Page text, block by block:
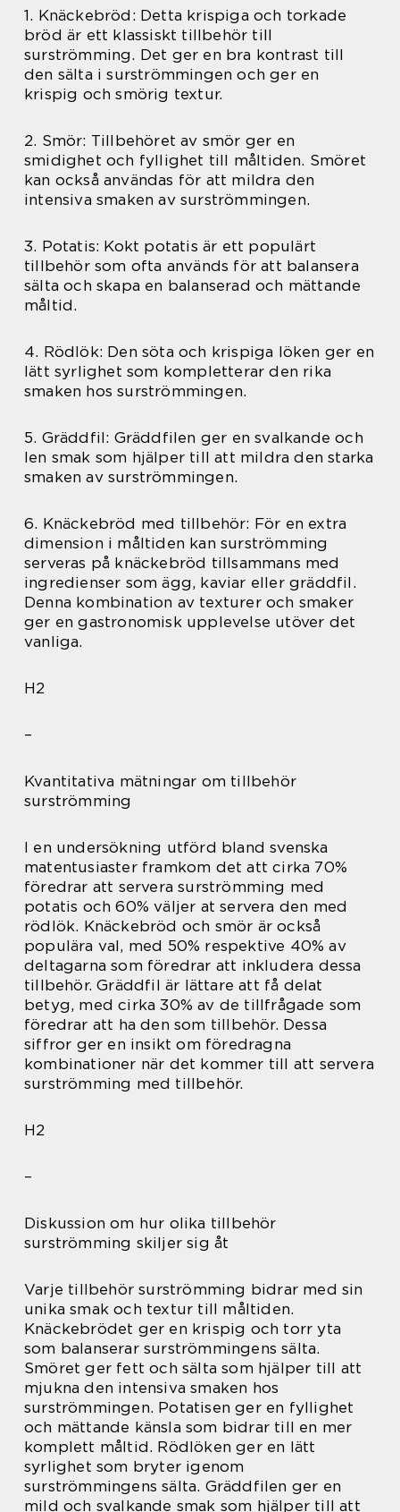
1. Knäckebröd: Detta krispiga och torkade
bröd är ett klassiskt tillbehör till
surströmming. Det ger en bra kontrast till
den sälta i surströmmingen och ger en
krispig och smörig textur.
2. Smör: Tillbehöret av smör ger en
smidighet och fyllighet till måltiden. Smöret
kan också användas för att mildra den
intensiva smaken av surströmmingen.
3. Potatis: Kokt potatis är ett populärt
tillbehör som ofta används för att balansera
sälta och skapa en balanserad och mättande
måltid.
4. Rödlök: Den söta och krispiga löken ger en
lätt syrlighet som kompletterar den rika
smaken hos surströmmingen.
5. Gräddfil: Gräddfilen ger en svalkande och
len smak som hjälper till att mildra den starka
smaken av surströmmingen.
6. Knäckebröd med tillbehör: För en extra
dimension i måltiden kan surströmming
serveras på knäckebröd tillsammans med
ingredienser som ägg, kaviar eller gräddfil.
Denna kombination av texturer och smaker
ger en gastronomisk upplevelse utöver det
vanliga.
H2
–
Kvantitativa mätningar om tillbehör
surströmming
I en undersökning utförd bland svenska
matentusiaster framkom det att cirka 70%
föredrar att servera surströmming med
potatis och 60% väljer at servera den med
rödlök. Knäckebröd och smör är också
populära val, med 50% respektive 40% av
deltagarna som föredrar att inkludera dessa
tillbehör. Gräddfil är lättare att få delat
betyg, med cirka 30% av de tillfrågade som
föredrar att ha den som tillbehör. Dessa
siffror ger en insikt om föredragna
kombinationer när det kommer till att servera
surströmming med tillbehör.
H2
–
Diskussion om hur olika tillbehör
surströmming skiljer sig åt
Varje tillbehör surströmming bidrar med sin
unika smak och textur till måltiden.
Knäckebrödet ger en krispig och torr yta
som balanserar surströmmingens sälta.
Smöret ger fett och sälta som hjälper till att
mjukna den intensiva smaken hos
surströmmingen. Potatisen ger en fyllighet
och mättande känsla som bidrar till en mer
komplett måltid. Rödlöken ger en lätt
syrlighet som bryter igenom
surströmmingens sälta. Gräddfilen ger en
mild och svalkande smak som hjälper till att